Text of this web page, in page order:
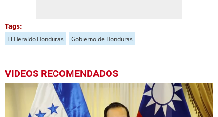
Tags:
El Heraldo Honduras Gobierno de Honduras
VIDEOS RECOMENDADOS